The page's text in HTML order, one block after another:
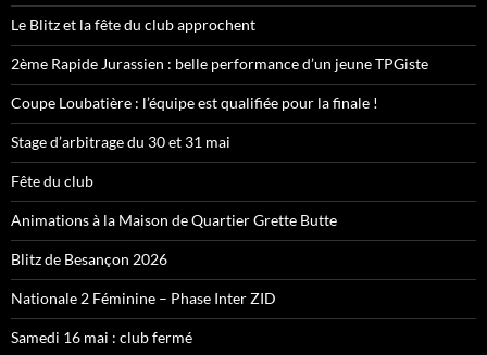
Le Blitz et la fête du club approchent
2ème Rapide Jurassien : belle performance d’un jeune TPGiste
Coupe Loubatière : l’équipe est qualifiée pour la finale !
Stage d’arbitrage du 30 et 31 mai
Fête du club
Animations à la Maison de Quartier Grette Butte
Blitz de Besançon 2026
Nationale 2 Féminine – Phase Inter ZID
Samedi 16 mai : club fermé